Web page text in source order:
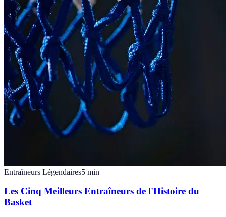
Entraîneurs Légendaires5 min
Les Cinq Meilleurs Entraîneurs de l'Histoire du
Basket